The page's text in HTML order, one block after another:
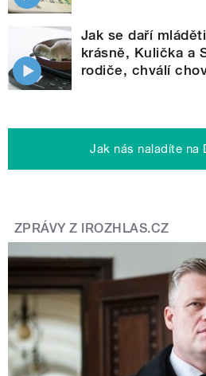
Jak se daří
krásně, Kulička a
rodiče, chválí
Jak nás naladíte na
ZPRÁVY Z IROZHLAS.CZ